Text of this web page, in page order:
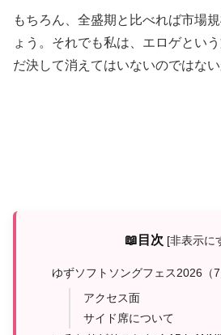
もちろん、全盛期と比べれば市場
ょう。それでも私は、エロゲとい
だ決して消えてはいないのではない
📖目次 [非表示に
ゆずソフトソングフェス2026（7
アクセス面
サイド席について